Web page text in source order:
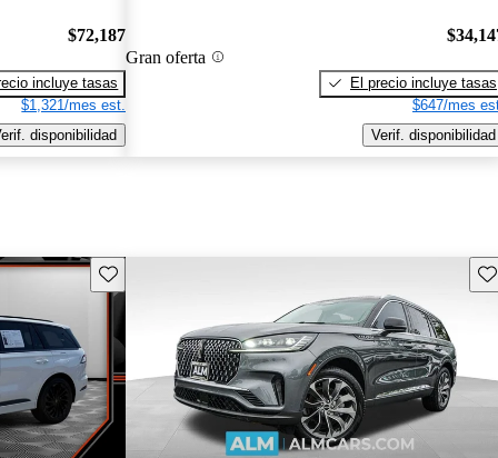
$72,187
incluye tasas
$1,321/mes est.
disponibilidad
Gran oferta
El precio incluye tasas
$647/mes
Verif. disponibilidad
Guarda este Aviso